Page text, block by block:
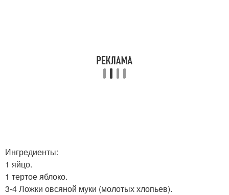
Ингредиенты:
1 яйцо.
1 тертое яблоко.
3-4 Ложки овсяной муки (молотых хлопьев).